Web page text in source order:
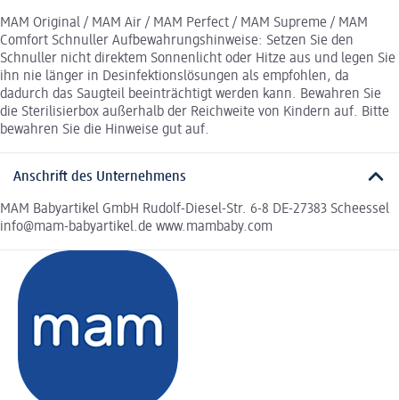
MAM Original / MAM Air / MAM Perfect / MAM Supreme / MAM
Comfort Schnuller Aufbewahrungshinweise: Setzen Sie den
Schnuller nicht direktem Sonnenlicht oder Hitze aus und legen Sie
ihn nie länger in Desinfektionslösungen als empfohlen, da
dadurch das Saugteil beeinträchtigt werden kann. Bewahren Sie
die Sterilisierbox außerhalb der Reichweite von Kindern auf. Bitte
bewahren Sie die Hinweise gut auf.
Anschrift des Unternehmens
MAM Babyartikel GmbH Rudolf-Diesel-Str. 6-8 DE-27383 Scheessel
info@mam-babyartikel.de www.mambaby.com